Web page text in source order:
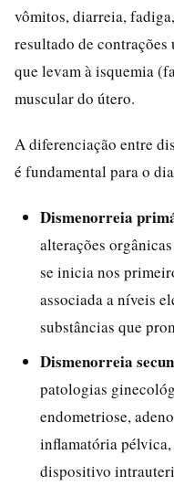
vômitos, diarreia,
resultado de contrações
que levam à isquemia
muscular do útero.
A diferenciação entre
é fundamental para o
Dismenorreia
alterações
se inicia nos
associada a níveis
substâncias que
Dismenorreia
patologias
endometriose,
inflamatória
dispositivo